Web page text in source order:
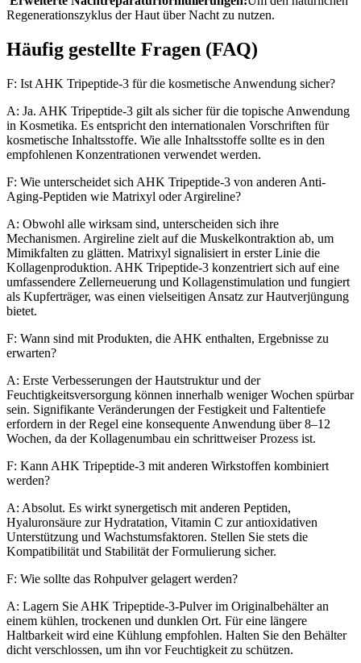
Regenerationszyklus der Haut über Nacht zu nutzen.
Häufig gestellte Fragen (FAQ)
F: Ist AHK Tripeptide-3 für die kosmetische Anwendung sicher?
A: Ja. AHK Tripeptide-3 gilt als sicher für die topische Anwendung
in Kosmetika. Es entspricht den internationalen Vorschriften für
kosmetische Inhaltsstoffe. Wie alle Inhaltsstoffe sollte es in den
empfohlenen Konzentrationen verwendet werden.
F: Wie unterscheidet sich AHK Tripeptide-3 von anderen Anti-
Aging-Peptiden wie Matrixyl oder Argireline?
A: Obwohl alle wirksam sind, unterscheiden sich ihre
Mechanismen. Argireline zielt auf die Muskelkontraktion ab, um
Mimikfalten zu glätten. Matrixyl signalisiert in erster Linie die
Kollagenproduktion. AHK Tripeptide-3 konzentriert sich auf eine
umfassendere Zellerneuerung und Kollagenstimulation und fungiert
als Kupferträger, was einen vielseitigen Ansatz zur Hautverjüngung
bietet.
F: Wann sind mit Produkten, die AHK enthalten, Ergebnisse zu
erwarten?
A: Erste Verbesserungen der Hautstruktur und der
Feuchtigkeitsversorgung können innerhalb weniger Wochen spürbar
sein. Signifikante Veränderungen der Festigkeit und Faltentiefe
erfordern in der Regel eine konsequente Anwendung über 8–12
Wochen, da der Kollagenumbau ein schrittweiser Prozess ist.
F: Kann AHK Tripeptide-3 mit anderen Wirkstoffen kombiniert
werden?
A: Absolut. Es wirkt synergetisch mit anderen Peptiden,
Hyaluronsäure zur Hydratation, Vitamin C zur antioxidativen
Unterstützung und Wachstumsfaktoren. Stellen Sie stets die
Kompatibilität und Stabilität der Formulierung sicher.
F: Wie sollte das Rohpulver gelagert werden?
A: Lagern Sie AHK Tripeptide-3-Pulver im Originalbehälter an
einem kühlen, trockenen und dunklen Ort. Für eine längere
Haltbarkeit wird eine Kühlung empfohlen. Halten Sie den Behälter
dicht verschlossen, um ihn vor Feuchtigkeit zu schützen.